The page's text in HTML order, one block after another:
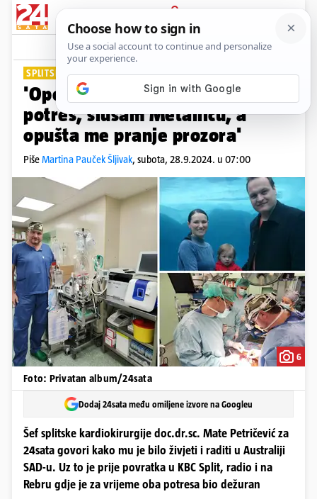
PRIJAVA
Lifestyle Komentari
SPLITSKI KARDIOKIRURG
'Operirao sam srca i dok je bio
potres, slušam Metallicu, a
opušta me pranje prozora'
PišeMartina Pauček Šljivak, subota, 28.9.2024. u 07:00
6
Foto: Privatan album/24sata
Dodaj 24sata među omiljene izvore na Googleu
Šef splitske kardiokirurgije doc.dr.sc. Mate Petričević za
24sata govori kako mu je bilo živjeti i raditi u Australiji
SAD-u. Uz to je prije povratka u KBC Split, radio i na
Rebru gdje je za vrijeme oba potresa bio dežuran